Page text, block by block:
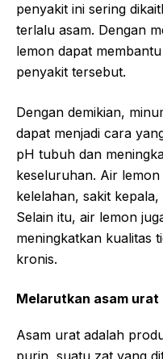
penyakit ini sering
terlalu asam. Dengan
lemon dapat
penyakit tersebut.
Dengan demikian,
dapat menjadi cara
pH tubuh dan
keseluruhan. Air
kelelahan, sakit
Selain itu, air lemon
meningkatkan kualitas
kronis.
Melarutkan asam urat
Asam urat adalah